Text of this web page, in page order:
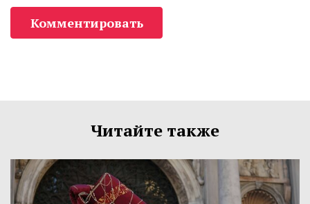
Комментировать
Читайте также